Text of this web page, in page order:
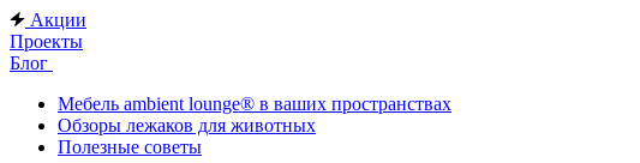
Акции
Проекты
Блог
Мебель ambient lounge® в ваших пространствах
Обзоры лежаков для животных
Полезные советы